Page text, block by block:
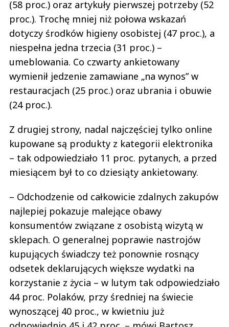
(58 proc.) oraz artykuły pierwszej potrzeby (52
proc.). Trochę mniej niż połowa wskazań
dotyczy środków higieny osobistej (47 proc.), a
niespełna jedna trzecia (31 proc.) –
umeblowania. Co czwarty ankietowany
wymienił jedzenie zamawiane „na wynos” w
restauracjach (25 proc.) oraz ubrania i obuwie
(24 proc.).
Z drugiej strony, nadal najczęściej tylko online
kupowane są produkty z kategorii elektronika
– tak odpowiedziało 11 proc. pytanych, a przed
miesiącem był to co dziesiąty ankietowany.
– Odchodzenie od całkowicie zdalnych zakupów
najlepiej pokazuje malejące obawy
konsumentów związane z osobistą wizytą w
sklepach. O generalnej poprawie nastrojów
kupujących świadczy też ponownie rosnący
odsetek deklarujących większe wydatki na
korzystanie z życia – w lutym tak odpowiedziało
44 proc. Polaków, przy średniej na świecie
wynoszącej 40 proc., w kwietniu już